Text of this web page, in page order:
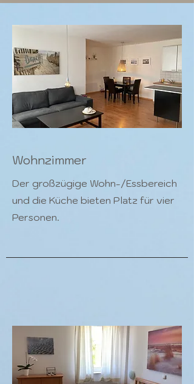
Wohnzimmer
Der großzügige Wohn-/Essbereich
und die Küche bieten Platz für vier
Personen.